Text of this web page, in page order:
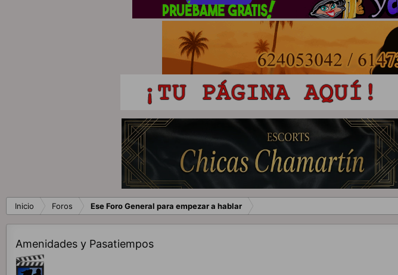
Inicio Foros Ese Foro General para empezar a hablar
Amenidades y Pasatiempos